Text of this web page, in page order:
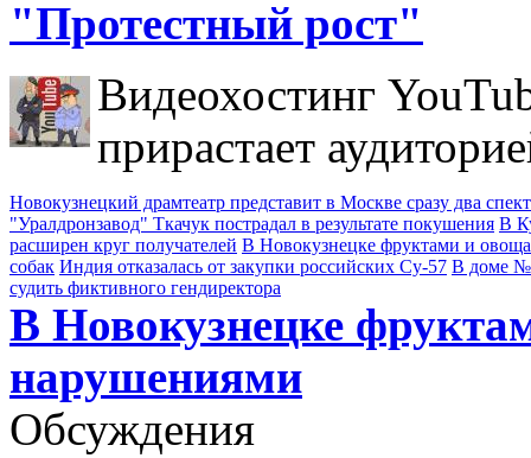
"Протестный рост"
Видеохостинг
прирастает
Новокузнецкий драмтеатр представит в Москве сразу два
"Уралдронзавод" Ткачук пострадал в результате покушения В
расширен круг получателей В Новокузнецке фруктами и
собак Индия отказалась от закупки российских Су-57 В доме
судить фиктивного гендиректора
В Новокузнецке
нарушениями
Обсуждения